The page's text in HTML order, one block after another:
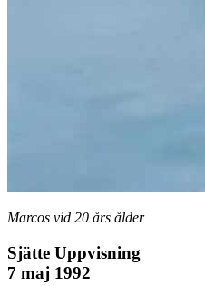
Marcos vid 20 års ålder
Sjätte Uppvisning
7 maj 1992